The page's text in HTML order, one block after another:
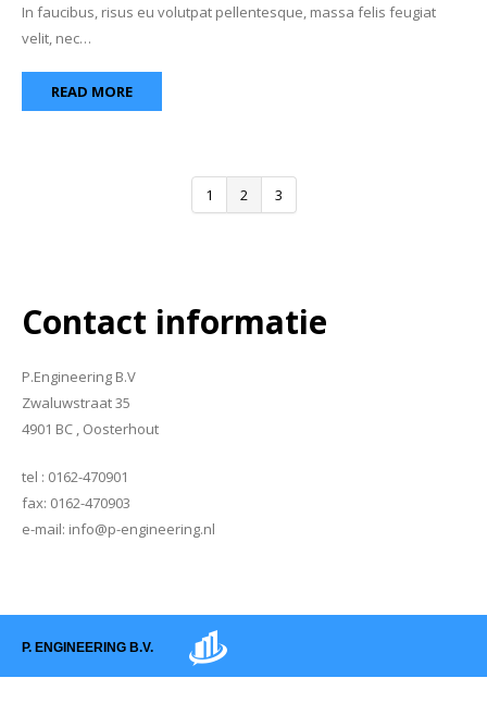
In faucibus, risus eu volutpat pellentesque, massa felis feugiat
velit, nec…
READ MORE
1 2 3
Contact informatie
P.Engineering B.V
Zwaluwstraat 35
4901 BC , Oosterhout
tel : 0162-470901
fax: 0162-470903
e-mail: info@p-engineering.nl
P. ENGINEERING B.V.